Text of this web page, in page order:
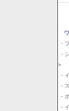
-
-
>
-
-
-
-